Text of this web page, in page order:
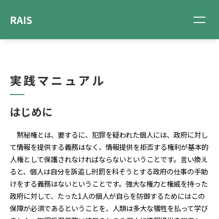
RAIS
実践マニュアル
はじめに
黙秘権とは、要するに、犯罪を疑われた個人には、政府に対し
て情報を提供する義務はなく、情報提供を拒否する権利が基本的
人権として保護されなければならないということです。言い換え
ると、個人は自分を訴追し刑罰を科そうとする政府の仕事の手助
けをする義務はないということです。強大な権力と権威を持った
政府に対して、たった1人の個人が自らを防御するためにはこの
保障が必須であるということを、人類は多大な犠牲を払って学び